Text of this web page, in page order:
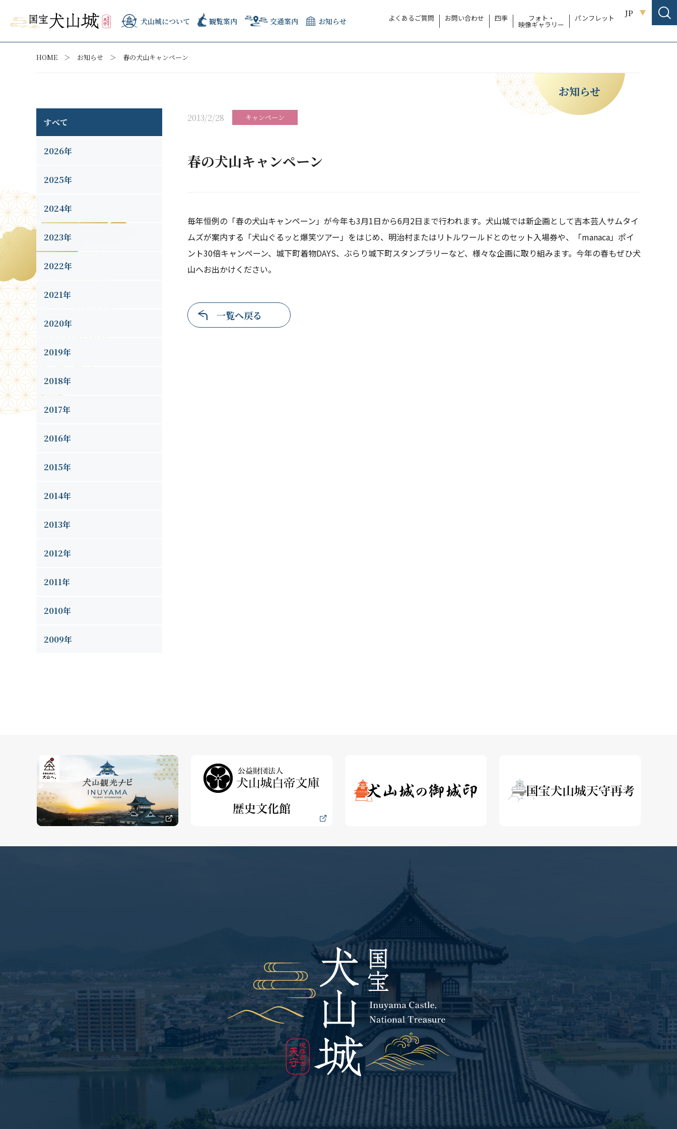
犬山城について 観覧案内 交通案内 お知らせ よくあるご質問 お問い合わせ 四季 フォト・
映像ギャラリー
パンフレット JP
HOME お知らせ 春の犬山キャンペーン
すべて
2026年
2025年
2024年
2023年
2022年
2021年
2020年
2019年
2018年
2017年
2016年
2015年
2014年
2013年
2012年
2011年
2010年
2009年
お知らせ
2013/2/28 キャンペーン
春の犬山キャンペーン
毎年恒例の「春の犬山キャンペーン」が今年も3月1日から6月2日まで行われます。犬山城では新企画として吉本芸人サムタイ
ムズが案内する「犬山ぐるッと爆笑ツアー」をはじめ、明治村またはリトルワールドとのセット入場券や、「manaca」ポイ
ント30倍キャンペーン、城下町着物DAYS、ぶらり城下町スタンプラリーなど、様々な企画に取り組みます。今年の春もぜひ犬
山へお出かけください。
一覧へ戻る